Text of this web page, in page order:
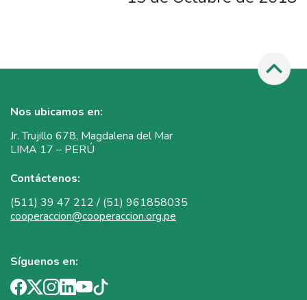
Nos ubicamos en:
Jr. Trujillo 678, Magdalena del Mar
LIMA 17 – PERÚ
Contáctenos:
(511) 39 47 212 / (51) 961858035
cooperaccion@cooperaccion.org.pe
Síguenos en: